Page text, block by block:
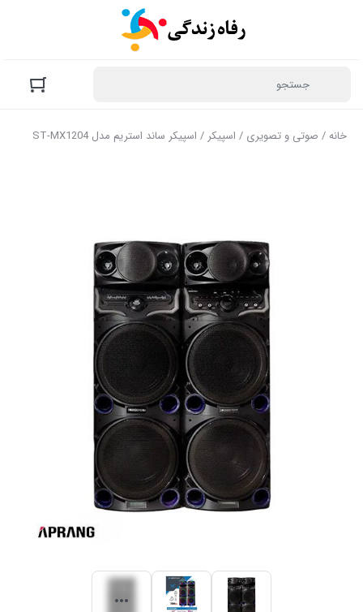
خانه/ صوتی و تصویری / اسپیکر / اسپیکر ساند استریم مدل ST-MX1204